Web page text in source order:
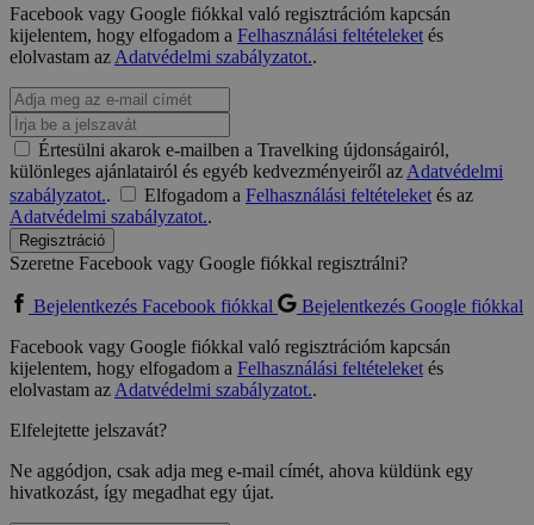
Facebook vagy Google fiókkal való regisztrációm kapcsán
kijelentem, hogy elfogadom a Felhasználási feltételeketés
elolvastam azAdatvédelmi szabályzatot..
Értesülni akarok e-mailben a Travelking újdonságairól,
különleges ajánlatairól és egyéb kedvezményeiről azAdatvédelmi
szabályzatot.. Elfogadom a Felhasználási feltételeketés az
Adatvédelmi szabályzatot..
Regisztráció
Szeretne Facebook vagy Google fiókkal regisztrálni?
Bejelentkezés Facebook fiókkal
Bejelentkezés Google fiókkal
Facebook vagy Google fiókkal való regisztrációm kapcsán
kijelentem, hogy elfogadom a Felhasználási feltételeketés
elolvastam azAdatvédelmi szabályzatot..
Elfelejtette jelszavát?
Ne aggódjon, csak adja meg e-mail címét, ahova küldünk egy
hivatkozást, így megadhat egy újat.